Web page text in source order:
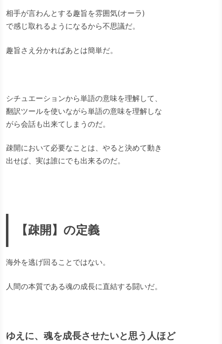
相手が言わんとする趣旨を雰囲気(オーラ)
で感じ取れるようになるから不思議だ。
趣旨さえ分かればあとは簡単だ。
シチュエーションから単語の意味を理解して、
翻訳ツールを使いながら単語の意味を理解しな
がら会話も出来てしまうのだ。
疎開において必要なことは、やると決めて動き
出せば、実は誰にでも出来るのだ。
【疎開】の定義
海外を逃げ回ることではない。
人間の本質である魂の成長に直結する闘いだ。
ゆえに、魂を成長させたいと思う人ほど